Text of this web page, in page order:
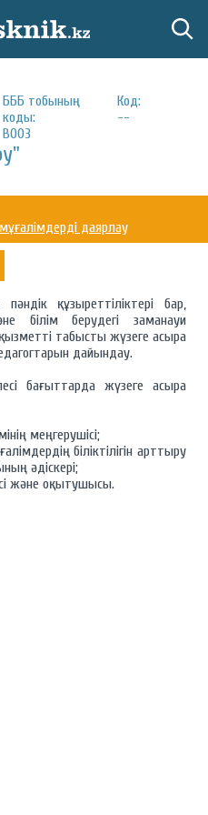
БББ тобының
коды:
В003
Код:
--
даярлау
құзыреттіліктері бар,
білім берудегі заманауи
қызметті табысты жүзеге асыра
дайындау.
бағыттарда жүзеге асыра
меңгерушісі;
біліктілігін арттыру
әдіскері;
және оқытушысы.